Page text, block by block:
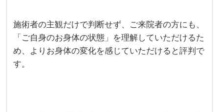
施術者の主観だけで判断せず、ご来院者の方にも、
「ご自身のお身体の状態」を理解していただけるた
め、よりお身体の変化を感じていただけると評判で
す。